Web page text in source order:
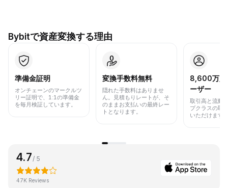
Bybitで資産変換する理由
準備金証明
オンチェーンのマークルツ
リー証明で、1:1の準備金
を毎月検証しています。
変換手数料無料
隠れた手数料はありませ
ん。見積もりレートが、そ
のままお支払いの最終レー
トとなります。
8,600万人
ーザー
取引高と流動
プクラスの取
いただけます
4.7/ 5
47K Reviews